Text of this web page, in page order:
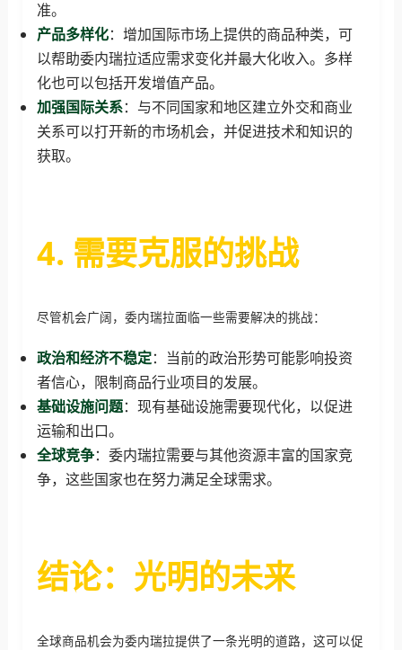
准。
产品多样化：增加国际市场上提供的商品种类，可
以帮助委内瑞拉适应需求变化并最大化收入。多样
化也可以包括开发增值产品。
加强国际关系：与不同国家和地区建立外交和商业
关系可以打开新的市场机会，并促进技术和知识的
获取。
4. 需要克服的挑战
尽管机会广阔，委内瑞拉面临一些需要解决的挑战：
政治和经济不稳定：当前的政治形势可能影响投资
者信心，限制商品行业项目的发展。
基础设施问题：现有基础设施需要现代化，以促进
运输和出口。
全球竞争：委内瑞拉需要与其他资源丰富的国家竞
争，这些国家也在努力满足全球需求。
结论：光明的未来
全球商品机会为委内瑞拉提供了一条光明的道路，这可以促